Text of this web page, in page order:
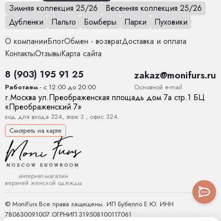
Зимняя коллекция 25/26
Весенняя коллекция 25/26
Дубленки
Пальто Бомберы Парки
Пуховики
О компанииБлогОбмен - возвратДоставка и оплата
КонтактыОтзывыКарта сайта
8 (903) 195 91 25
Работаем - с 12:00 до 20:00
zakaz@monifurs.ru
Основной е-mail
г.Москва ул.Преображенская площадь дом 7а стр.1 БЦ
«Преображенский 7»
код для входа 324, этаж 3 , офис 324.
Смотреть на карте
интернет-магазин
верхней женской одежды
© MoniFurs Все права защищены. ИП Бубелло Е.Ю. ИНН
780630091007 ОГРНИП 319508100117061